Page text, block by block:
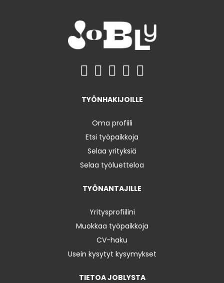
TYÖNHAKIJOILLE
Oma profiili
Etsi työpaikkoja
Selaa yrityksiä
Selaa työluetteloa
TYÖNANTAJILLE
Yritysprofiilini
Muokkaa työpaikkoja
CV-haku
Usein kysytyt kysymykset
TIETOA JOBLYSTA